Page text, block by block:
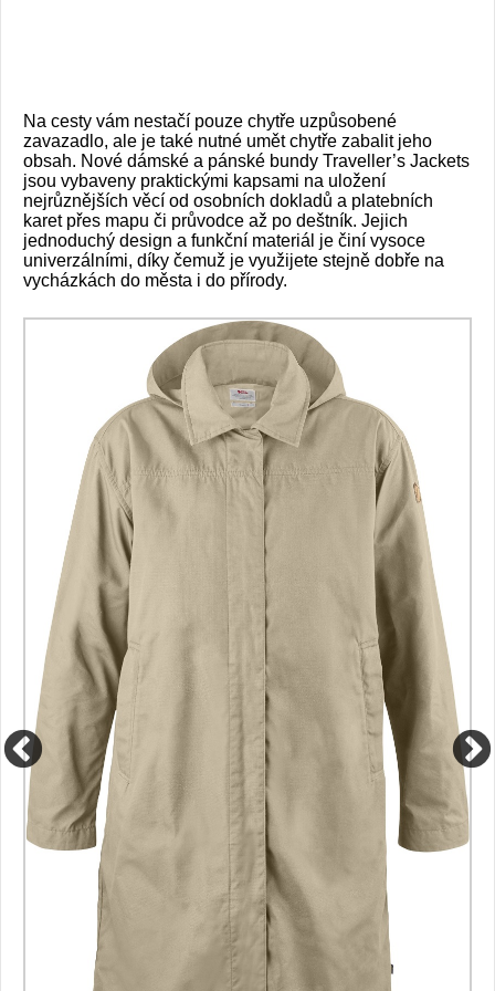
Na cesty vám nestačí pouze chytře uzpůsobené
zavazadlo, ale je také nutné umět chytře zabalit jeho
obsah. Nové dámské a pánské bundy Traveller’s Jackets
jsou vybaveny praktickými kapsami na uložení
nejrůznějších věcí od osobních dokladů a platebních
karet přes mapu či průvodce až po deštník. Jejich
jednoduchý design a funkční materiál je činí vysoce
univerzálními, díky čemuž je využijete stejně dobře na
vycházkách do města i do přírody.